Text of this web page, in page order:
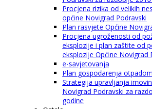
Procjena rizika od velikih
općine Novigrad Podravski
Plan rasvjete Općine
Procjena ugroženosti od
eksplozije i plan zaštite od
eksplozije Općine Novigrad
e-savjetovanja
Plan gospodarenja otpadom
Strategija upravljanja
Novigrad Podravski za
godine